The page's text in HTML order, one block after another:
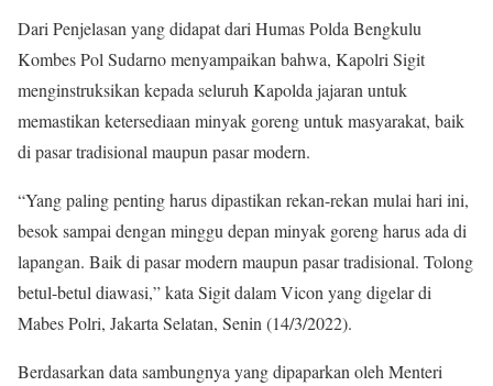
Dari Penjelasan yang didapat dari Humas Polda Bengkulu
Kombes Pol Sudarno menyampaikan bahwa, Kapolri Sigit
menginstruksikan kepada seluruh Kapolda jajaran untuk
memastikan ketersediaan minyak goreng untuk masyarakat, baik
di pasar tradisional maupun pasar modern.
“Yang paling penting harus dipastikan rekan-rekan mulai hari ini,
besok sampai dengan minggu depan minyak goreng harus ada di
lapangan. Baik di pasar modern maupun pasar tradisional. Tolong
betul-betul diawasi,” kata Sigit dalam Vicon yang digelar di
Mabes Polri, Jakarta Selatan, Senin (14/3/2022).
Berdasarkan data sambungnya yang dipaparkan oleh Menteri